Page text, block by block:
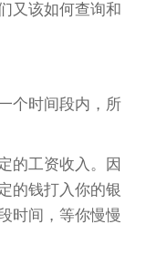
该如何查询和
个时间段内，所
工资收入。因
的钱打入你的银
时间，等你慢慢